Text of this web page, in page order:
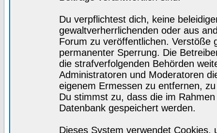
Du verpflichtest dich, keine
gewaltverherrlichenden oder aus
Forum zu veröffentlichen. Verstöße
permanenter Sperrung. Die
die strafverfolgenden Behörden
Administratoren und Moderatoren
eigenem Ermessen zu entfernen,
Du stimmst zu, dass die im
Datenbank gespeichert werden.
Dieses System verwendet